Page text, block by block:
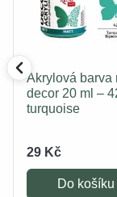
Akrylová barva
decor 20 ml –
turquoise
29 Kč
Do košíku